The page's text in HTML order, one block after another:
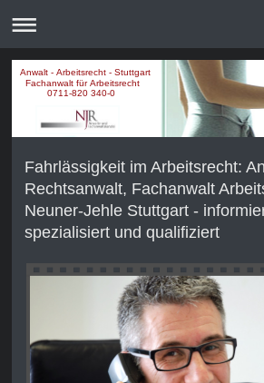
Anwalt - Arbeitsrecht - Stuttgart
Fachanwalt für Arbeitsrecht
0711-820 340-0
Fahrlässigkeit im Arbeitsrecht:
Rechtsanwalt, Fachanwalt
Neuner-Jehle Stuttgart -
spezialisiert und qualifiziert